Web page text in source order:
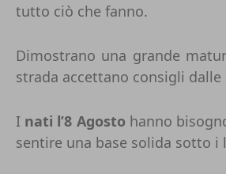
tutto ciò che fanno.
Dimostrano una grande
strada accettano consigli
I nati l’8 Agostohanno
sentire una base solida sotto i